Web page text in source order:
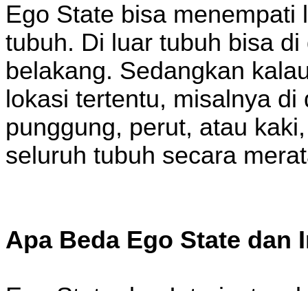
Ego State bisa
tubuh. Di luar tubuh bisa
belakang. Sedangkan
lokasi tertentu, misalnya
punggung, perut, atau
seluruh tubuh secara
Apa Beda Ego State dan